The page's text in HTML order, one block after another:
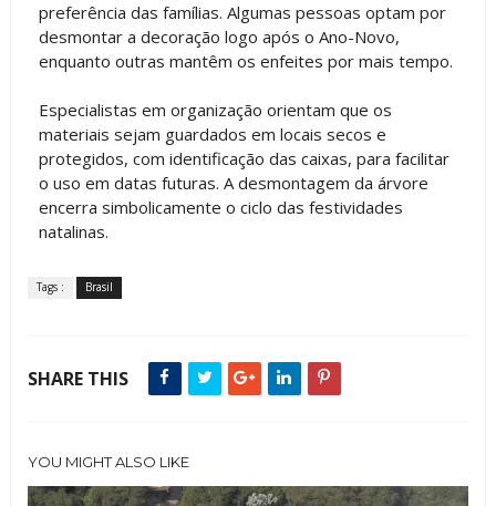
preferência das famílias. Algumas pessoas optam por
desmontar a decoração logo após o Ano-Novo,
enquanto outras mantêm os enfeites por mais tempo.
Especialistas em organização orientam que os
materiais sejam guardados em locais secos e
protegidos, com identificação das caixas, para facilitar
o uso em datas futuras. A desmontagem da árvore
encerra simbolicamente o ciclo das festividades
natalinas.
Tags : Brasil
SHARE THIS
YOU MIGHT ALSO LIKE